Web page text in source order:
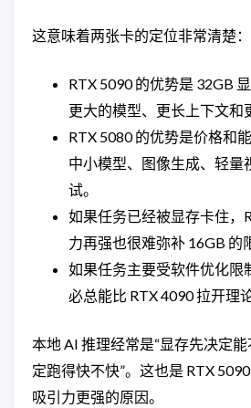
这意味着两张卡的定位非常清楚：
RTX 5090 的优势是 32GB
更大的模型、更长上下文和
RTX 5080 的优势是价格和
中小模型、图像生成、轻量
试。
如果任务已经被显存卡住，
力再强也很难弥补 16GB 的
如果任务主要受软件优化限
必总能比 RTX 4090 拉开理
本地 AI 推理经常是“显存先决定
定跑得快不快”。这也是 RTX
吸引力更强的原因。